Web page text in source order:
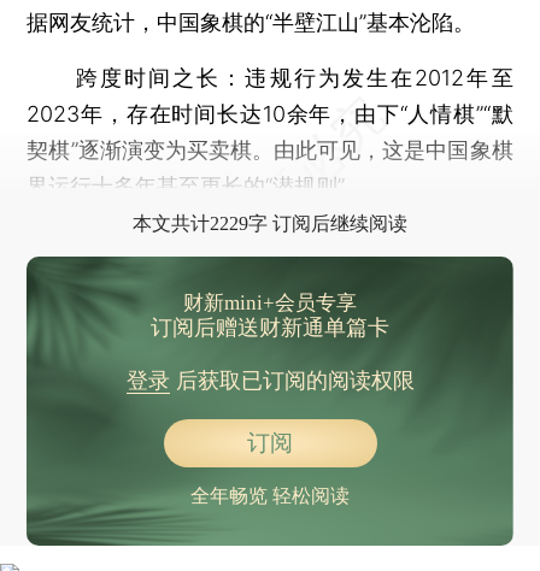
据网友统计，中国象棋的“半壁江山”基本沦陷。
跨度时间之长：违规行为发生在2012年至
2023年，存在时间长达10余年，由下“人情棋”“默
契棋”逐渐演变为买卖棋。由此可见，这是中国象棋
界运行十多年甚至更长的“潜规则”。
本文共计2229字 订阅后继续阅读
财新mini+会员专享
订阅后赠送财新通单篇卡
登录后获取已订阅的阅读权限
订阅
全年畅览 轻松阅读